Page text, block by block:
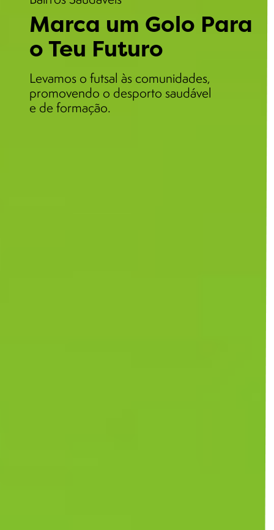
Marca um Golo Para
o Teu Futuro
Levamos o futsal às comunidades,
promovendo o desporto saudável
e de formação.